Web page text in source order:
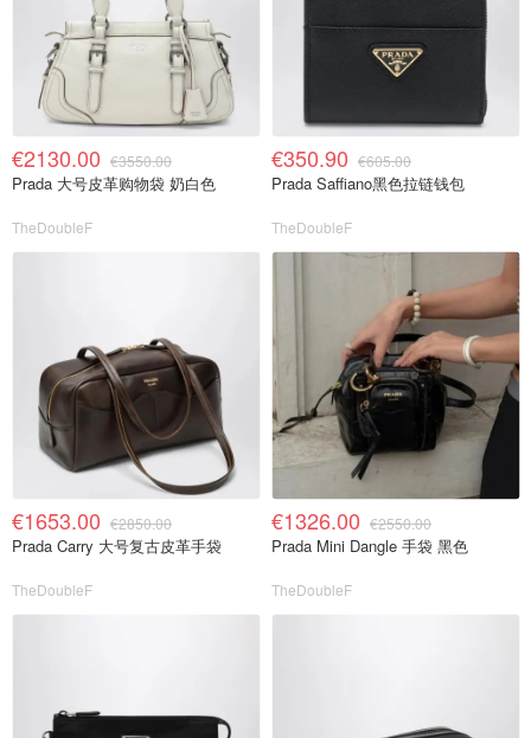
€2130.00 €3550.00
Prada 大号皮革购物袋 奶白色
TheDoubleF
€350.90 €605.00
Prada Saffiano黑色拉链钱包
TheDoubleF
€1653.00 €2850.00
Prada Carry 大号复古皮革手袋
TheDoubleF
€1326.00 €2550.00
Prada Mini Dangle 手袋 黑色
TheDoubleF